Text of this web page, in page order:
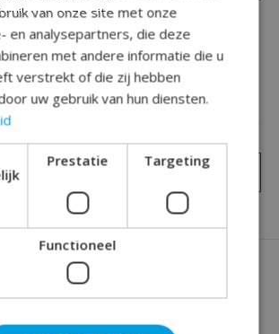
vergelijken
van0
Je beoordeling toevoegen
van onze site met onze
en analysepartners, die deze
met andere informatie die u
verstrekt of die zij hebben
uw gebruik van hun diensten.
Prestatie Targeting
Functioneel